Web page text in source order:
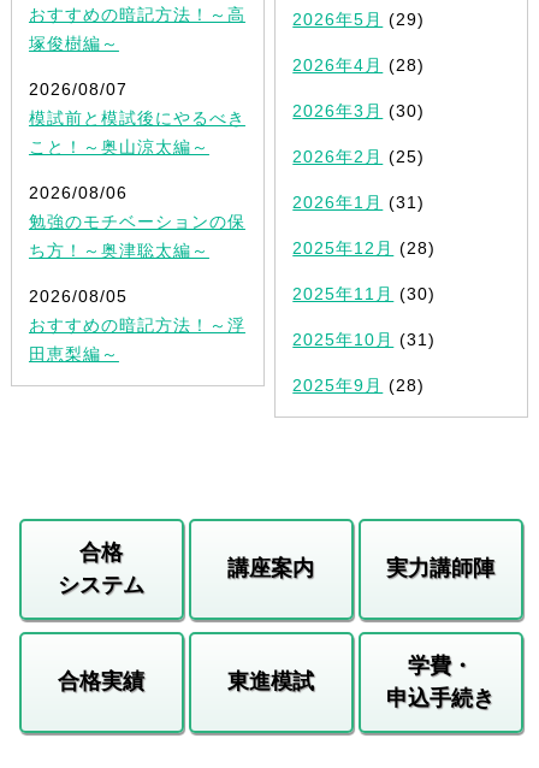
おすすめの暗記方法！～高
塚俊樹編～
2026/08/07
模試前と模試後にやるべき
こと！～奥山涼太編～
2026/08/06
勉強のモチベーションの保
ち方！～奥津聡太編～
2026/08/05
おすすめの暗記方法！～浮
田恵梨編～
2026年5月 (29)
2026年4月 (28)
2026年3月 (30)
2026年2月 (25)
2026年1月 (31)
2025年12月 (28)
2025年11月 (30)
2025年10月 (31)
2025年9月 (28)
合格
システム
講座案内 実力講師陣
合格実績 東進模試
学費・
申込手続き